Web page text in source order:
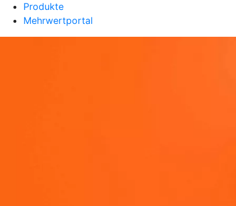
Produkte
Mehrwertportal